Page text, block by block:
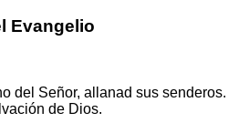
Evangelio
del Señor, allanad sus senderos.
de Dios.